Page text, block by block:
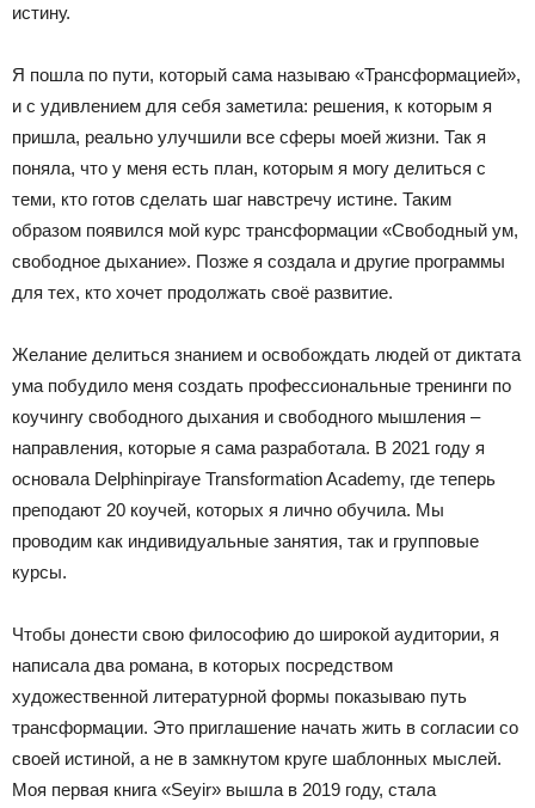
истину.
Я пошла по пути, который сама называю «Трансформацией»,
и с удивлением для себя заметила: решения, к которым я
пришла, реально улучшили все сферы моей жизни. Так я
поняла, что у меня есть план, которым я могу делиться с
теми, кто готов сделать шаг навстречу истине. Таким
образом появился мой курс трансформации «Свободный ум,
свободное дыхание». Позже я создала и другие программы
для тех, кто хочет продолжать своё развитие.
Желание делиться знанием и освобождать людей от диктата
ума побудило меня создать профессиональные тренинги по
коучингу свободного дыхания и свободного мышления –
направления, которые я сама разработала. В 2021 году я
основала Delphinpiraye Transformation Academy, где теперь
преподают 20 коучей, которых я лично обучила. Мы
проводим как индивидуальные занятия, так и групповые
курсы.
Чтобы донести свою философию до широкой аудитории, я
написала два романа, в которых посредством
художественной литературной формы показываю путь
трансформации. Это приглашение начать жить в согласии со
своей истиной, а не в замкнутом круге шаблонных мыслей.
Моя первая книга «Seyir» вышла в 2019 году, стала